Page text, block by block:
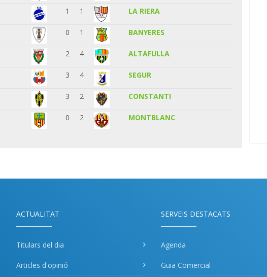
1 1 LA RIERA
0 1 BANYERES
2 4 ALTAFULLA
3 4 SEGUR
3 2 CONSTANTI
0 2 MONTBLANC
ACTUALITAT
Titulars del dia
Articles d'opinió
SERVEIS DESTACATS
Agenda
Guia Comercial